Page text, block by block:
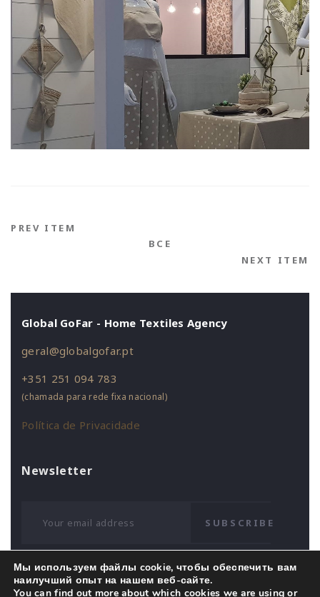
PREV ITEM
ВСЕ
NEXT ITEM
Global GoFar - Home Textiles Agency
geral@globalgofar.pt
+351 251 094 783
(chamada para rede fixa nacional)
Política de Privacidade
Newsletter
SUBSCRIBE
Мы используем файлы cookie, чтобы обеспечить вам
наилучший опыт на нашем веб-сайте.
You can find out more about which cookies we are using or